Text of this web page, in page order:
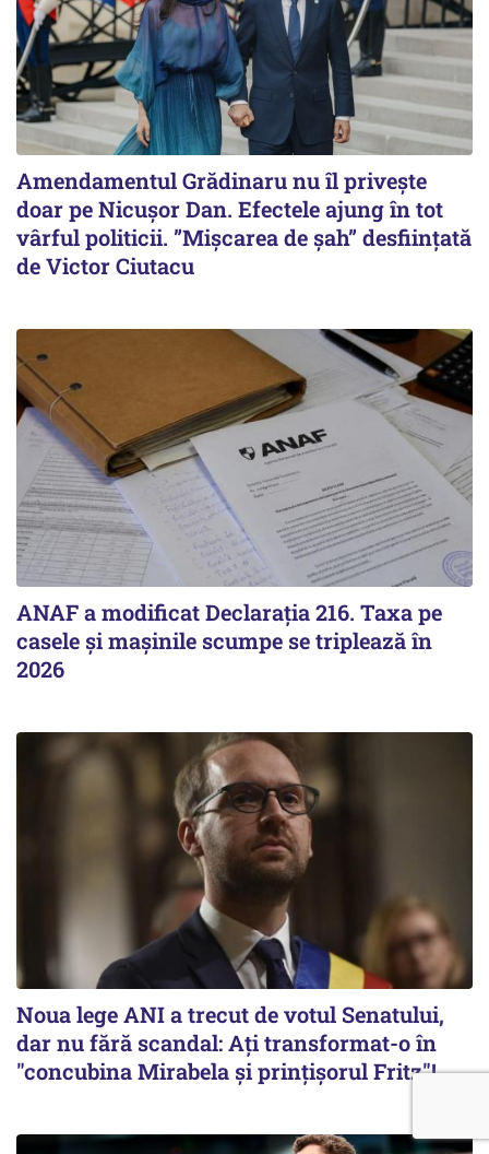
Amendamentul Grădinaru nu îl privește
doar pe Nicușor Dan. Efectele ajung în tot
vârful politicii. ”Mișcarea de șah” desființată
de Victor Ciutacu
ANAF a modificat Declarația 216. Taxa pe
casele și mașinile scumpe se triplează în
2026
Noua lege ANI a trecut de votul Senatului,
dar nu fără scandal: Ați transformat-o în
"concubina Mirabela şi prinţişorul Fritz"!